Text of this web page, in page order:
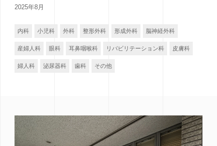
2025年8月
内科 小児科 外科 整形外科 形成外科 脳神経外科
産婦人科 眼科 耳鼻咽喉科 リバビリテーション科 皮膚科
婦人科 泌尿器科 歯科 その他